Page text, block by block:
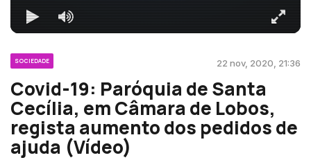
SOCIEDADE 22 nov, 2020, 21:36
Covid-19: Paróquia de Santa
Cecília, em Câmara de Lobos,
regista aumento dos pedidos de
ajuda (Vídeo)